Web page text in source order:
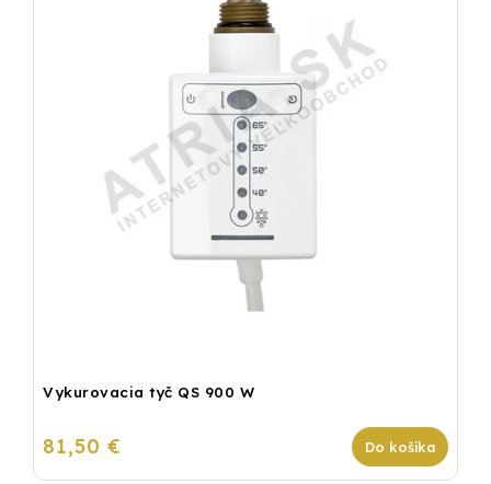
Vykurovacia tyč QS 900 W
81,50 € Do košíka